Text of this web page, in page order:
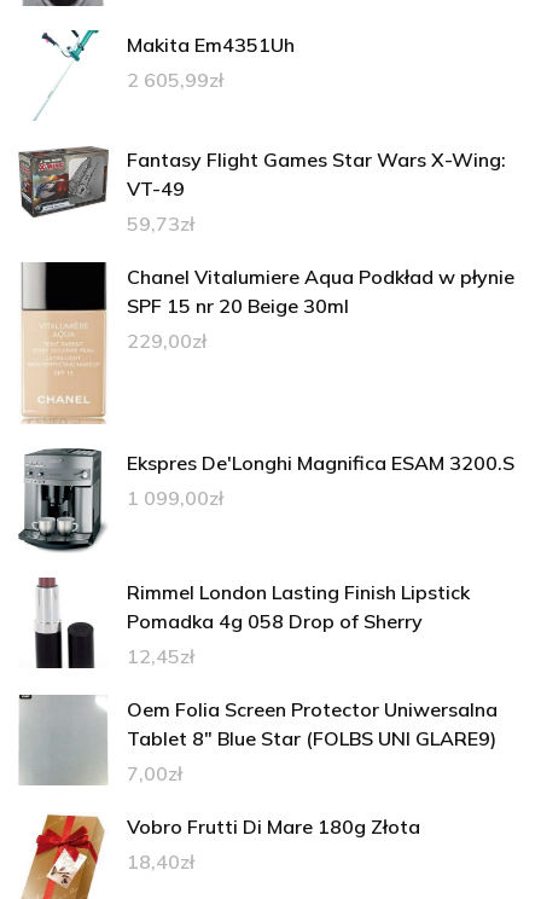
Makita Em4351Uh
2 605,99zł
Fantasy Flight Games Star Wars X-Wing:
VT-49
59,73zł
Chanel Vitalumiere Aqua Podkład w płynie
SPF 15 nr 20 Beige 30ml
229,00zł
Ekspres De'Longhi Magnifica ESAM 3200.S
1 099,00zł
Rimmel London Lasting Finish Lipstick
Pomadka 4g 058 Drop of Sherry
12,45zł
Oem Folia Screen Protector Uniwersalna
Tablet 8" Blue Star (FOLBS UNI GLARE9)
7,00zł
Vobro Frutti Di Mare 180g Złota
18,40zł